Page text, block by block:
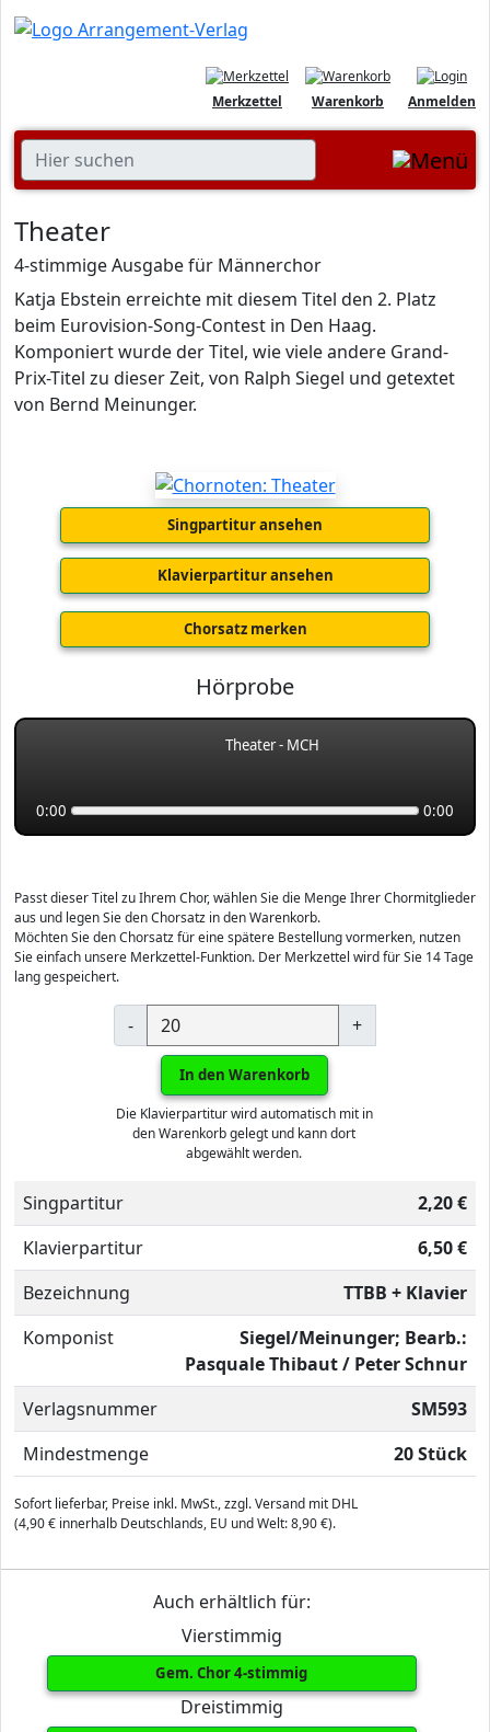
Anmelden
Warenkorb
Merkzettel
Theater
4-stimmige Ausgabe für Männerchor
Katja Ebstein erreichte mit diesem Titel den 2. Platz
beim Eurovision-Song-Contest in Den Haag.
Komponiert wurde der Titel, wie viele andere Grand-
Prix-Titel zu dieser Zeit, von Ralph Siegel und getextet
von Bernd Meinunger.
Singpartitur ansehen
Klavierpartitur ansehen
Chorsatz merken
Hörprobe
Theater - MCH
0:00 0:00
Passt dieser Titel zu Ihrem Chor, wählen Sie die Menge Ihrer Chormitglieder
aus und legen Sie den Chorsatz in den Warenkorb.
Möchten Sie den Chorsatz für eine spätere Bestellung vormerken, nutzen
Sie einfach unsere Merkzettel-Funktion. Der Merkzettel wird für Sie 14 Tage
lang gespeichert.
- +
In den Warenkorb
Die Klavierpartitur wird automatisch mit in
den Warenkorb gelegt und kann dort
abgewählt werden.
Singpartitur
2,20 €
Klavierpartitur
6,50 €
Bezeichnung
TTBB + Klavier
Komponist
Siegel/Meinunger; Bearb.:
Pasquale Thibaut / Peter Schnur
Verlagsnummer
SM593
Mindestmenge
20 Stück
Sofort lieferbar, Preise inkl. MwSt., zzgl. Versand mit DHL
(4,90 € innerhalb Deutschlands, EU und Welt: 8,90 €).
Auch erhältlich für:
Vierstimmig
Gem. Chor 4-stimmig
Dreistimmig